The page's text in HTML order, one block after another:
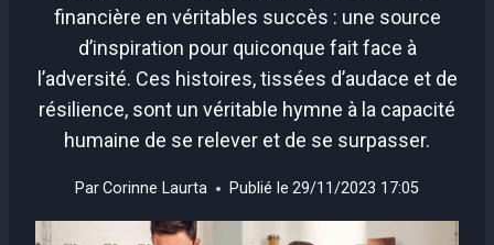
financière en véritables succès : une source
d’inspiration pour quiconque fait face à
l’adversité. Ces histoires, tissées d’audace et de
résilience, sont un véritable hymne à la capacité
humaine de se relever et de se surpasser.
ParCorinne Laurta Publié le 29/11/2023 17:05